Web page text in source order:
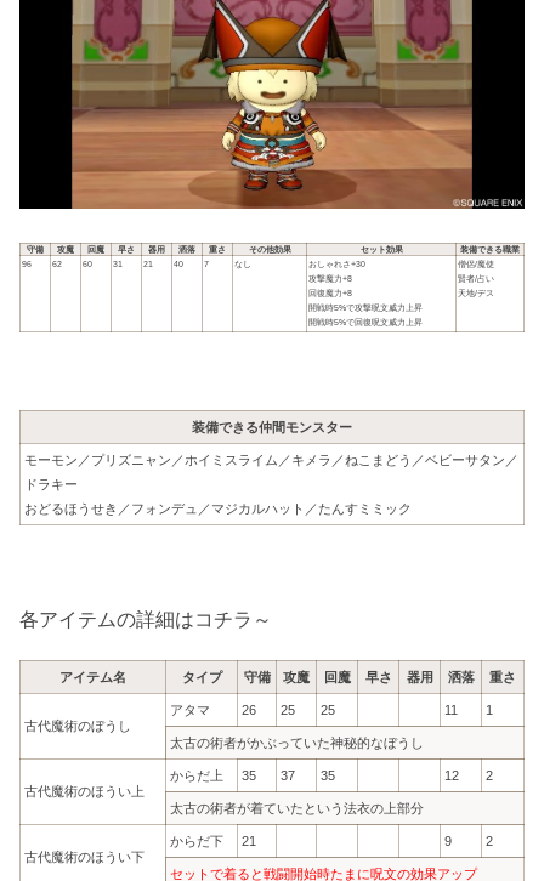
守備 攻魔 回魔 早さ 器用 洒落 重さ その他効果 セット効果
装備できる職業
96
62 60 31 21 40 7 なし
おしゃれさ+30
攻撃魔力+8
回復魔力+8
開戦時5%で攻撃呪文威力上昇
開戦時5%で回復呪文威力上昇
僧侶/魔使
賢者/占い
天地/デス
装備できる仲間モンスター
モーモン／プリズニャン／ホイミスライム／キメラ／ねこまどう／ベビーサタン／
ドラキー
おどるほうせき／フォンデュ／マジカルハット／たんすミミック
各アイテムの詳細はコチラ～
アイテム名 タイプ 守備 攻魔 回魔 早さ 器用 洒落 重さ
古代魔術のぼうし
アタマ 26 25 25 11 1
太古の術者がかぶっていた神秘的なぼうし
古代魔術のほうい上
からだ上 35 37 35 12 2
太古の術者が着ていたという法衣の上部分
古代魔術のほうい下
からだ下 21 9 2
セットで着ると戦闘開始時たまに呪文の効果アップ